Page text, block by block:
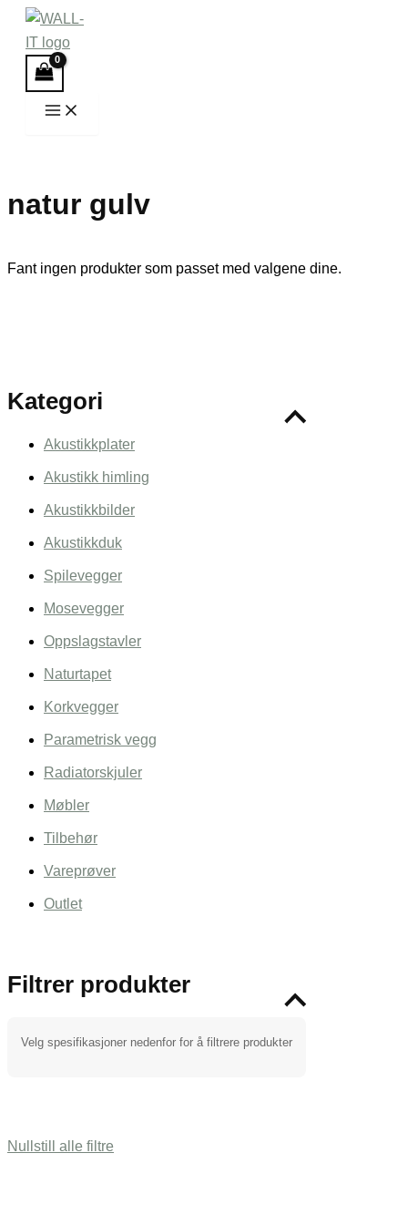
Hopp
innholdet
Kategori
Akustikkplater
Akustikk himling
Akustikkbilder
Akustikkduk
Spilevegger
Mosevegger
Oppslagstavler
Naturtapet
Korkvegger
Parametrisk vegg
Radiatorskjuler
Møbler
Tilbehør
Vareprøver
Outlet
Filtrer produkter
Velg spesifikasjoner nedenfor for å filtrere produkter
Nullstill alle filtre
natur gulv
Fant ingen produkter som passet med valgene dine.